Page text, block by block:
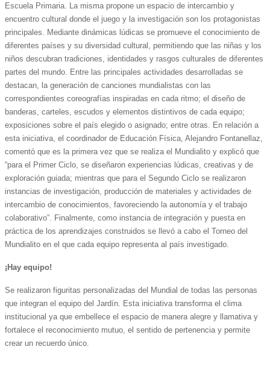
Escuela Primaria. La misma propone un espacio de intercambio y
encuentro cultural donde el juego y la investigación son los protagonistas
principales. Mediante dinámicas lúdicas se promueve el conocimiento de
diferentes países y su diversidad cultural, permitiendo que las niñas y los
niños descubran tradiciones, identidades y rasgos culturales de diferentes
partes del mundo. Entre las principales actividades desarrolladas se
destacan, la generación de canciones mundialistas con las
correspondientes coreografías inspiradas en cada ritmo; el diseño de
banderas, carteles, escudos y elementos distintivos de cada equipo;
exposiciones sobre el país elegido o asignado; entre otras. En relación a
esta iniciativa, el coordinador de Educación Física, Alejandro Fontanellaz,
comentó que es la primera vez que se realiza el Mundialito y explicó que
“para el Primer Ciclo, se diseñaron experiencias lúdicas, creativas y de
exploración guiada; mientras que para el Segundo Ciclo se realizaron
instancias de investigación, producción de materiales y actividades de
intercambio de conocimientos, favoreciendo la autonomía y el trabajo
colaborativo”. Finalmente, como instancia de integración y puesta en
práctica de los aprendizajes construidos se llevó a cabo el Torneo del
Mundialito en el que cada equipo representa al país investigado.
¡Hay equipo!
Se realizaron figuritas personalizadas del Mundial de todas las personas
que integran el equipo del Jardín. Esta iniciativa transforma el clima
institucional ya que embellece el espacio de manera alegre y llamativa y
fortalece el reconocimiento mutuo, el sentido de pertenencia y permite
crear un recuerdo único.